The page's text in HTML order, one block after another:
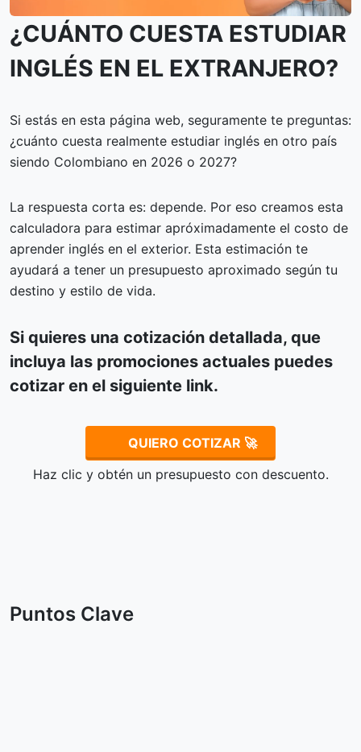
¿CUÁNTO CUESTA ESTUDIAR
INGLÉS EN EL EXTRANJERO?
Si estás en esta página web, seguramente te preguntas:
¿cuánto cuesta realmente estudiar inglés en otro país
siendo Colombiano en 2026 o 2027?
La respuesta corta es: depende. Por eso creamos esta
calculadora para estimar apróximadamente el costo de
aprender inglés en el exterior. Esta estimación te
ayudará a tener un presupuesto aproximado según tu
destino y estilo de vida.
Si quieres una cotización detallada, que
incluya las promociones actuales puedes
cotizar en el siguiente link.
QUIERO COTIZAR 🚀
Haz clic y obtén un presupuesto con descuento.
Puntos Clave